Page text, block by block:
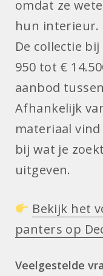
omdat ze
hun interieur.
De collectie
950 tot €
aanbod
Afhankelijk
materiaal
bij wat je
uitgeven.
Bekijk het
panters op
Veelgestelde